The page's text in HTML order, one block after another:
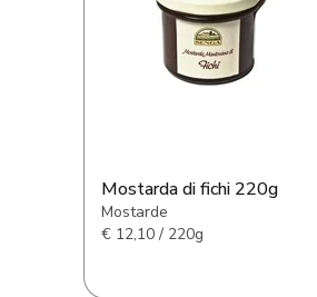
Mostarda di fichi 220g
Mostarde
€ 12,10 / 220g